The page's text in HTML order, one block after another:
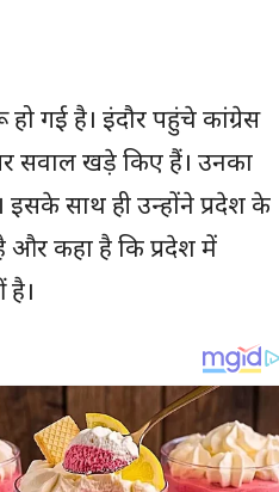
गई है। इंदौर पहुंचे कांग्रेस
सवाल खड़े किए हैं। उनका
साथ ही उन्होंने प्रदेश के
और कहा है कि प्रदेश में
है।